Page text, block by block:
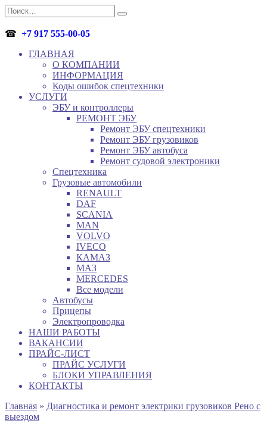
Перейти
к
содержанию
Search
for:
☎ +7 917 555-00-05
ГЛАВНАЯ
О КОМПАНИИ
ИНФОРМАЦИЯ
Коды ошибок спецтехники
УСЛУГИ
ЭБУ и контроллеры
РЕМОНТ ЭБУ
Ремонт ЭБУ спецтехники
Ремонт ЭБУ грузовиков
Ремонт ЭБУ автобуса
Ремонт судовой электроники
Спецтехника
Грузовые автомобили
RENAULT
DAF
SCANIA
MAN
VOLVO
IVECO
КАМАЗ
МАЗ
MERCEDES
Все модели
Автобусы
Прицепы
Электропроводка
НАШИ РАБОТЫ
ВАКАНСИИ
ПРАЙС-ЛИСТ
ПРАЙС УСЛУГИ
БЛОКИ УПРАВЛЕНИЯ
КОНТАКТЫ
Главная » Диагностика и ремонт электрики грузовиков Рено с
выездом